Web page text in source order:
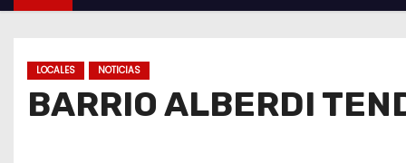
i
LOCALES NOTICIAS
BARRIO ALBERDI